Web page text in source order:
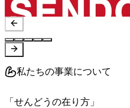
私たちの事業について
「せんどうの在り方」